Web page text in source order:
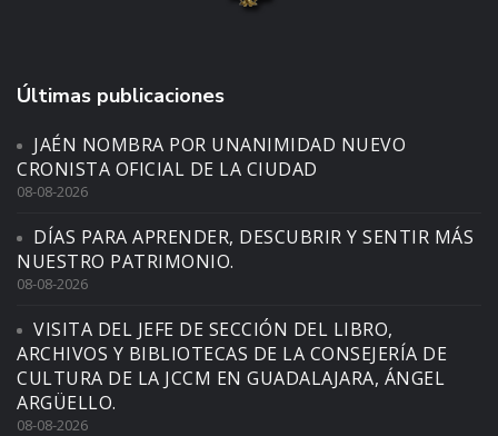
Últimas publicaciones
JAÉN NOMBRA POR UNANIMIDAD NUEVO
CRONISTA OFICIAL DE LA CIUDAD
08-08-2026
DÍAS PARA APRENDER, DESCUBRIR Y SENTIR MÁS
NUESTRO PATRIMONIO.
08-08-2026
VISITA DEL JEFE DE SECCIÓN DEL LIBRO,
ARCHIVOS Y BIBLIOTECAS DE LA CONSEJERÍA DE
CULTURA DE LA JCCM EN GUADALAJARA, ÁNGEL
ARGÜELLO.
08-08-2026